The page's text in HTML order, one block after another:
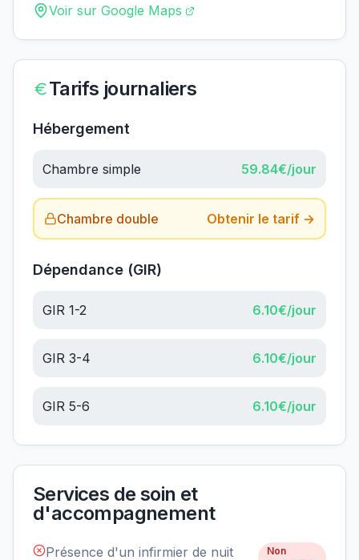
Voir sur Google Maps
Tarifs journaliers
Hébergement
Chambre simple 59.84€/jour
Chambre double Obtenir le tarif →
Dépendance (GIR)
GIR 1-2 6.10€/jour
GIR 3-4 6.10€/jour
GIR 5-6 6.10€/jour
Services de soin et
d'accompagnement
Présence d'un infirmier de nuit
Non